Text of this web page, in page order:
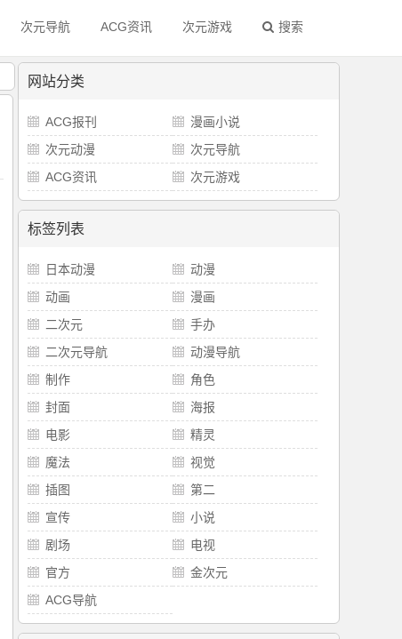
次元导航 ACG资讯 次元游戏 搜索
网站分类
ACG报刊
漫画小说
次元动漫
次元导航
ACG资讯
次元游戏
标签列表
日本动漫
动漫
动画
漫画
二次元
手办
二次元导航
动漫导航
制作
角色
封面
海报
电影
精灵
魔法
视觉
插图
第二
宣传
小说
剧场
电视
官方
金次元
ACG导航